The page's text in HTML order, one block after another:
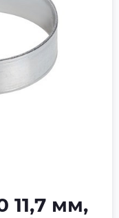
11,7 мм,